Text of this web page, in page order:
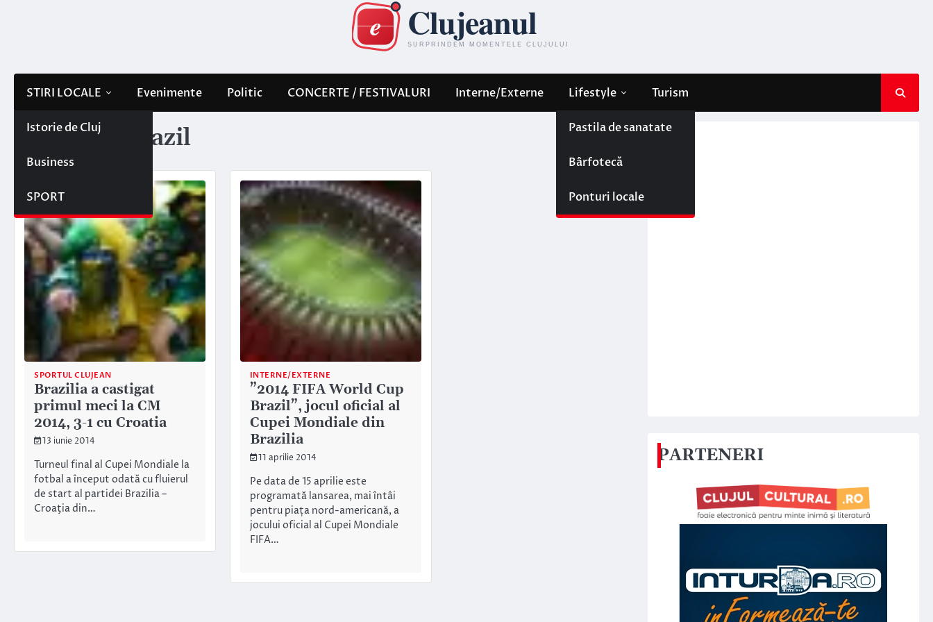
STIRI LOCALE
Istorie de Cluj
Business
SPORT
Evenimente Politic CONCERTE / FESTIVALURI Interne/Externe Lifestyle
Pastila de sanatate
Bârfotecă
Ponturi locale
Turism
Etichetă: brazil
SPORTUL CLUJEAN
Brazilia a castigat
primul meci la CM
2014, 3-1 cu Croatia
13 iunie 2014
Turneul final al Cupei Mondiale la
fotbal a început odată cu fluierul
de start al partidei Brazilia –
Croaţia din…
INTERNE/EXTERNE
”2014 FIFA World Cup
Brazil”, jocul oficial al
Cupei Mondiale din
Brazilia
11 aprilie 2014
Pe data de 15 aprilie este
programată lansarea, mai întâi
pentru piața nord-americană, a
jocului oficial al Cupei Mondiale
FIFA…
PARTENERI